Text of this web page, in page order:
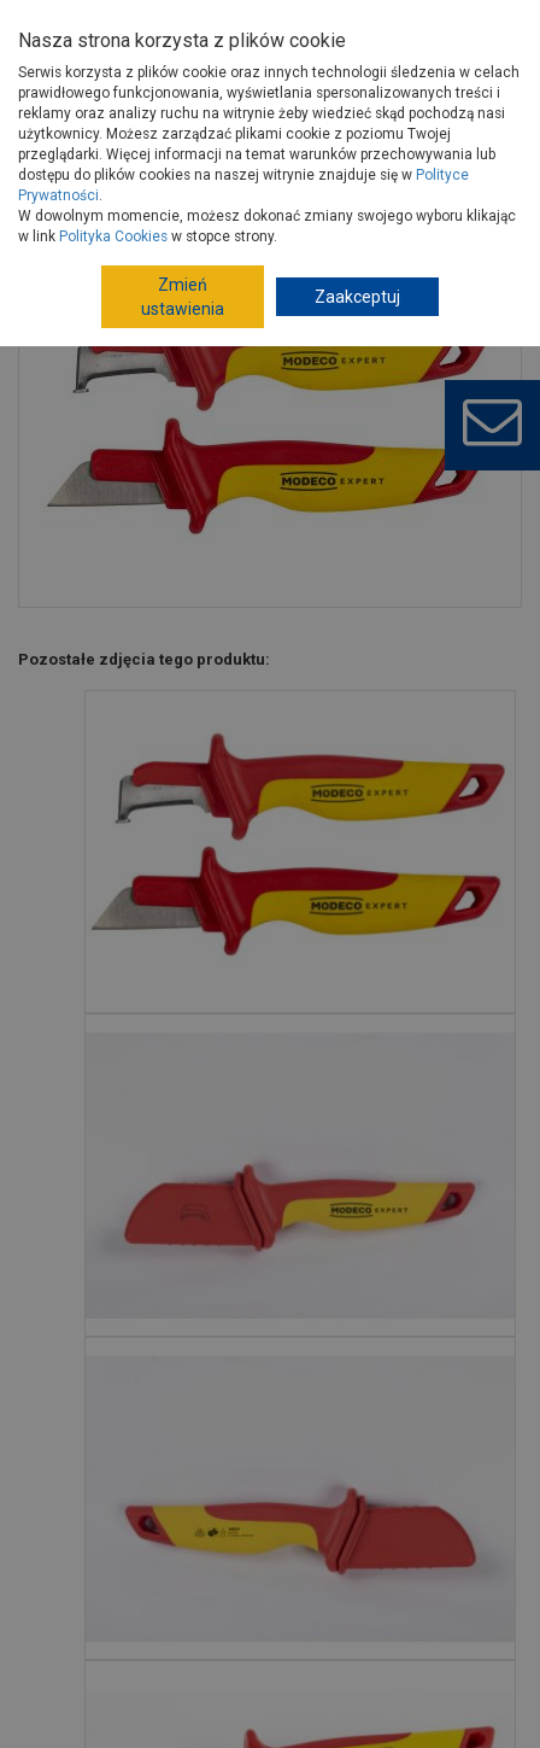
Strona główna Narzędzia
Narzędzia ręczne, warsztat
Noże
Noże, ostrza wymienne
Nóż izolowany dla elektryka ostrze hakowe ze stopką 180 mm VDE
MODECO
Pozostałe zdjęcia tego produktu:
Nasza strona korzysta z plików cookie
Serwis korzysta z plików cookie oraz innych technologii śledzenia w celach
prawidłowego funkcjonowania, wyświetlania spersonalizowanych treści i
reklamy oraz analizy ruchu na witrynie żeby wiedzieć skąd pochodzą nasi
użytkownicy. Możesz zarządzać plikami cookie z poziomu Twojej
przeglądarki. Więcej informacji na temat warunków przechowywania lub
dostępu do plików cookies na naszej witrynie znajduje się w Polityce
Prywatności.
W dowolnym momencie, możesz dokonać zmiany swojego wyboru klikając
w link Polityka Cookies w stopce strony.
Zmień
ustawienia
Zaakceptuj